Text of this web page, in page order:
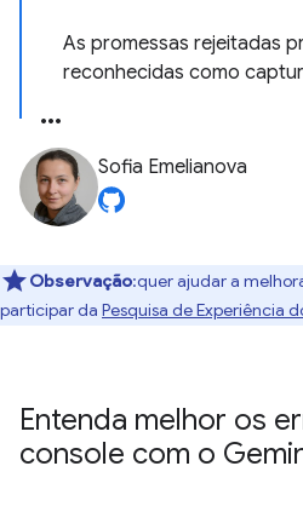
As promessas rejeitadas
reconhecidas como
Sofia Emelianova
Observação:quer ajudar a
participar da Pesquisa de Experiência
Entenda melhor os
console com o